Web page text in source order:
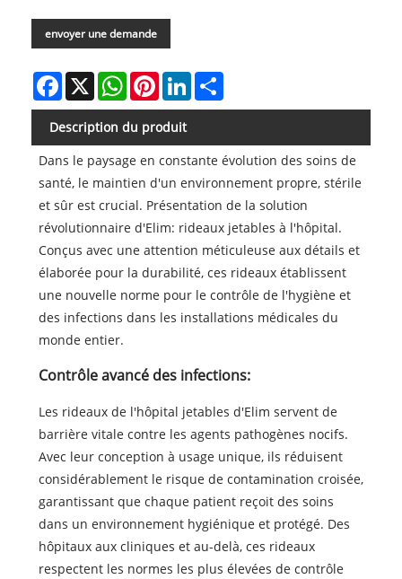
envoyer une demande
Facebook
X WhatsAppPinterestLinkedIn
Description du produit
Dans le paysage en constante évolution des soins de
santé, le maintien d'un environnement propre, stérile
et sûr est crucial. Présentation de la solution
révolutionnaire d'Elim: rideaux jetables à l'hôpital.
Conçus avec une attention méticuleuse aux détails et
élaborée pour la durabilité, ces rideaux établissent
une nouvelle norme pour le contrôle de l'hygiène et
des infections dans les installations médicales du
monde entier.
Contrôle avancé des infections:
Les rideaux de l'hôpital jetables d'Elim servent de
barrière vitale contre les agents pathogènes nocifs.
Avec leur conception à usage unique, ils réduisent
considérablement le risque de contamination croisée,
garantissant que chaque patient reçoit des soins
dans un environnement hygiénique et protégé. Des
hôpitaux aux cliniques et au-delà, ces rideaux
respectent les normes les plus élevées de contrôle